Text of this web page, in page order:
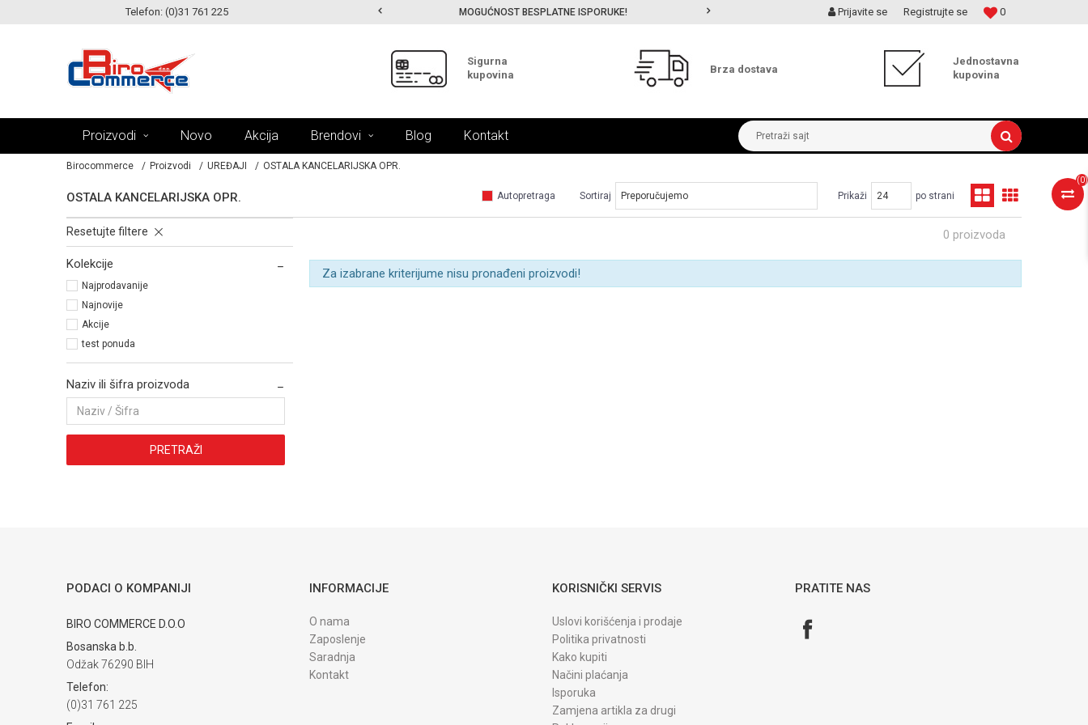
Telefon: (0)31 761 225
MOGUĆNOST ISPORUKE ZA 24H! MOGUĆNOST BESPLATNE ISPORUKE! MOGUĆNOST ISPORUKE ZA 24H! 0
Prijavite se Registrujte se
Sigurna
kupovina
Brza dostava
Jednostavna
kupovina
Proizvodi Novo Akcija Brendovi Blog Kontakt Pretraži sajt
(0)
Birocommerce Proizvodi UREĐAJI OSTALA KANCELARIJSKA OPR.
OSTALA KANCELARIJSKA OPR. Autopretraga Sortiraj Prikaži po strani
Resetujte filtere
Kolekcije
Najprodavanije
Najnovije
Akcije
test ponuda
Naziv ili šifra proizvoda
PRETRAŽI
0 proizvoda
Za izabrane kriterijume nisu pronađeni proizvodi!
PODACI O KOMPANIJI
BIRO COMMERCE D.O.O
Bosanska b.b.
Odžak 76290 BIH
Telefon:
(0)31 761 225
INFORMACIJE
O nama
Zaposlenje
Saradnja
Kontakt
KORISNIČKI SERVIS
Uslovi korišćenja i prodaje
Politika privatnosti
Kako kupiti
Načini plaćanja
Isporuka
Zamjena artikla za drugi
PRATITE NAS